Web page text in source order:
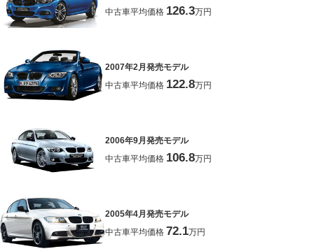
中古車平均価格 126.3万円
2007年2月発売モデル
中古車平均価格 122.8万円
2006年9月発売モデル
中古車平均価格 106.8万円
2005年4月発売モデル
中古車平均価格 72.1万円